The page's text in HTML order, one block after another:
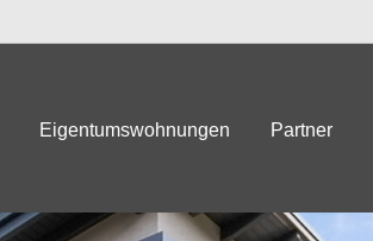
Eigentumswohnungen Partner